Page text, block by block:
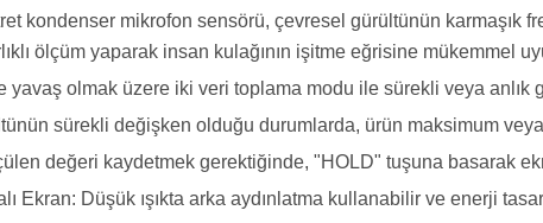
kondenser mikrofon sensörü, çevresel gürültünün karmaşık
ölçüm yaparak insan kulağının işitme eğrisine mükemmel
yavaş olmak üzere iki veri toplama modu ile sürekli veya
sürekli değişken olduğu durumlarda, ürün maksimum
değeri kaydetmek gerektiğinde, "HOLD" tuşuna basarak
Ekran: Düşük ışıkta arka aydınlatma kullanabilir ve enerji